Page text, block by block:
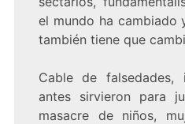
el mundo ha cambiado
también tiene que
Cable de
antes sirvieron para
masacre de niños,